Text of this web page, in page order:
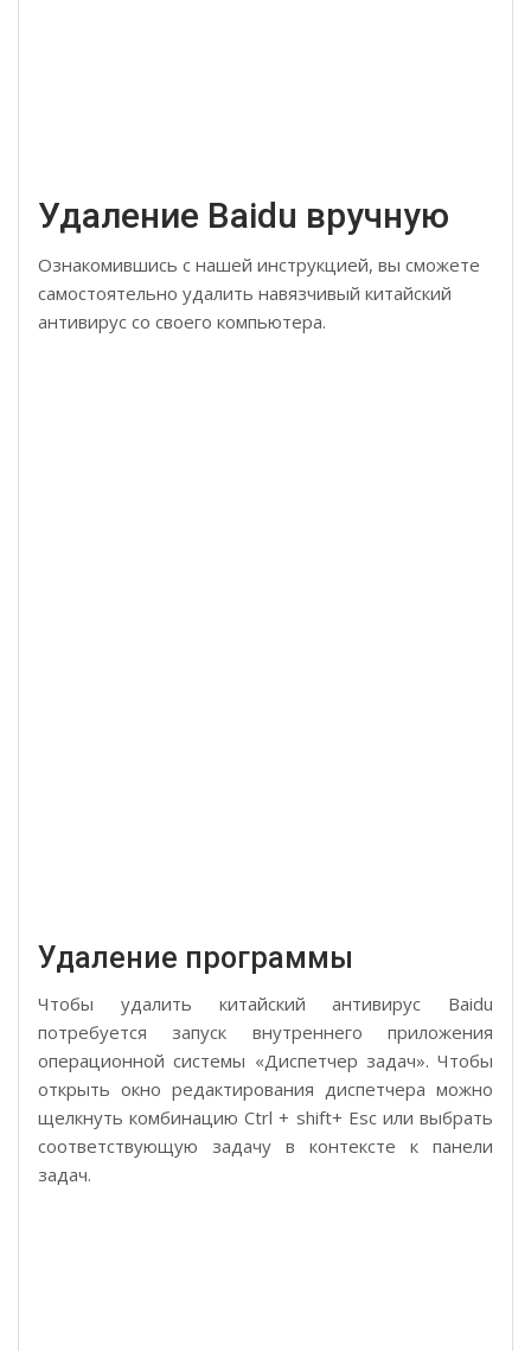
Удаление Baidu вручную
Ознакомившись с нашей инструкцией, вы сможете
самостоятельно удалить навязчивый китайский
антивирус со своего компьютера.
Удаление программы
Чтобы удалить китайский антивирус Baidu
потребуется запуск внутреннего приложения
операционной системы «Диспетчер задач». Чтобы
открыть окно редактирования диспетчера можно
щелкнуть комбинацию Ctrl + shift+ Esc или выбрать
соответствующую задачу в контексте к панели
задач.